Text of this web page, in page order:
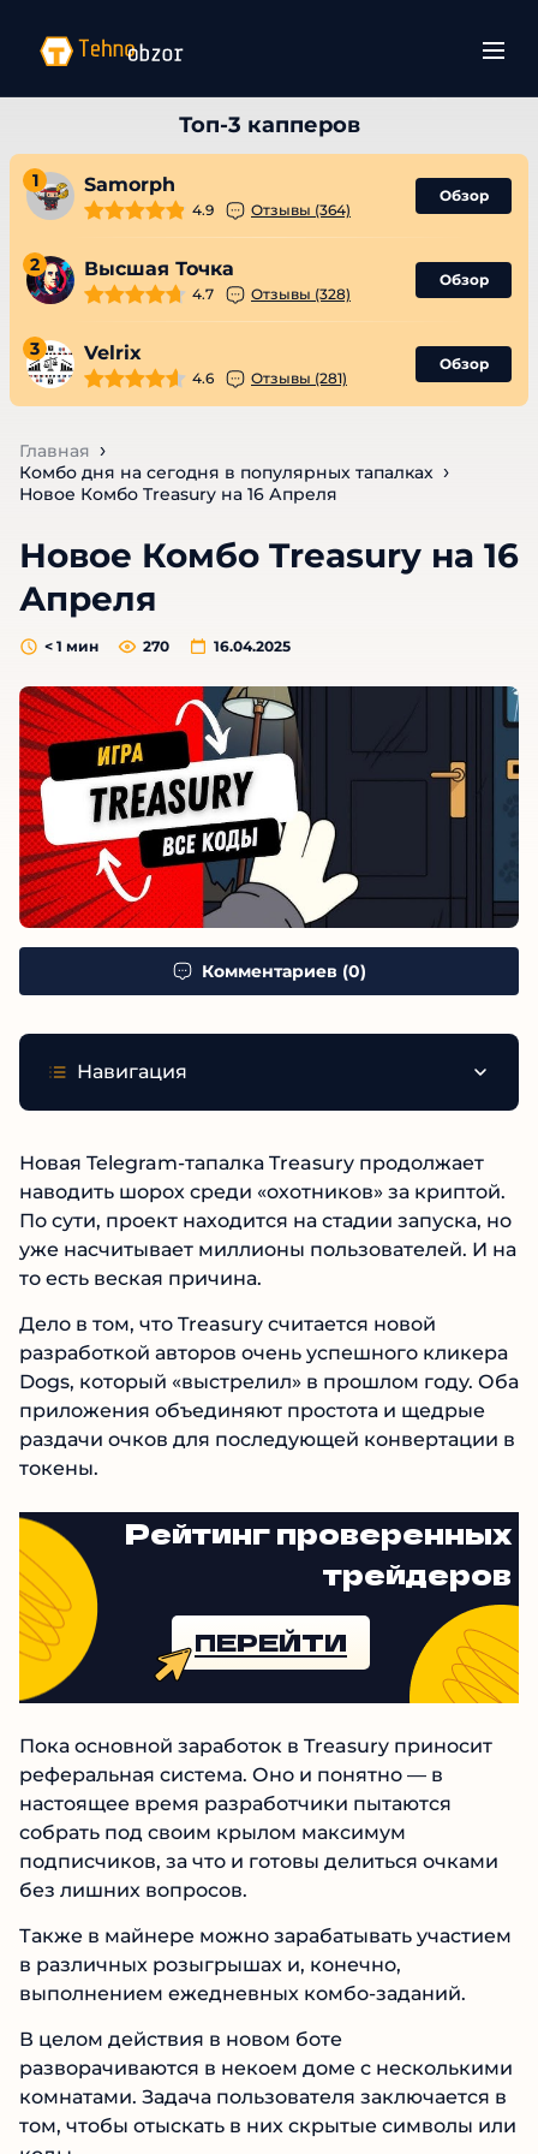
1 Samorph
4.9 Отзывы (364)
Обзор
2 Высшая Точка
4.7 Отзывы (328)
Обзор
3 Velrix
4.6 Отзывы (281)
Обзор
Главная
Комбо дня на сегодня в популярных тапалках
Новое Комбо Treasury на 16 Апреля
Новое Комбо Treasury на 16
Апреля
16.04.2025
< 1 мин 270
Комментариев (0)
Навигация
Новая Telegram-тапалка Treasury продолжает
наводить шорох среди «охотников» за криптой.
По сути, проект находится на стадии запуска, но
уже насчитывает миллионы пользователей. И на
то есть веская причина.
Дело в том, что Treasury считается новой
разработкой авторов очень успешного кликера
Dogs, который «выстрелил» в прошлом году. Оба
приложения объединяют простота и щедрые
раздачи очков для последующей конвертации в
токены.
Рейтинг проверенных
трейдеров
ПЕРЕЙТИ
Пока основной заработок в Treasury приносит
реферальная система. Оно и понятно — в
настоящее время разработчики пытаются
собрать под своим крылом максимум
подписчиков, за что и готовы делиться очками
без лишних вопросов.
Также в майнере можно зарабатывать участием
в различных розыгрышах и, конечно,
выполнением ежедневных комбо-заданий.
В целом действия в новом боте
разворачиваются в некоем доме с несколькими
комнатами. Задача пользователя заключается в
том, чтобы отыскать в них скрытые символы или